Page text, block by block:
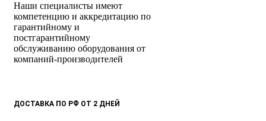
Наши специалисты имеют
компетенцию и аккредитацию по
гарантийному и
постгарантийному
обслуживанию оборудования от
компаний-производителей
ДОСТАВКА ПО РФ ОТ 2 ДНЕЙ